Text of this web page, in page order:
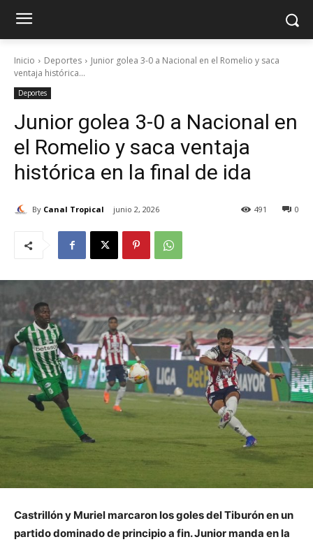
Inicio Deportes
Junior golea 3-0 a Nacional en el Romelio y saca
ventaja histórica...
Deportes
Junior golea 3-0 a Nacional en
el Romelio y saca ventaja
histórica en la final de ida
By Canal Tropical junio 2, 2026 0
491
Castrillón y Muriel marcaron los goles del Tiburón en un
partido dominado de principio a fin. Junior manda en la